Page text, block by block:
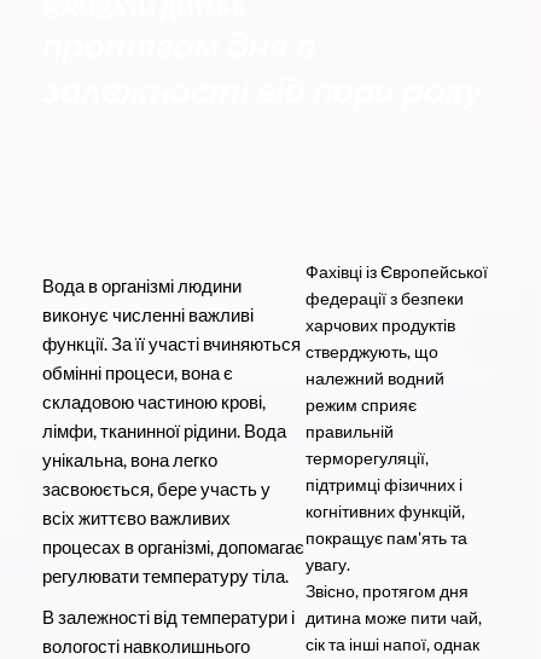
Вода в організмі людини
виконує численні важливі
функції. За її участі вчиняються
обмінні процеси, вона є
складовою частиною крові,
лімфи, тканинної рідини. Вода
унікальна, вона легко
засвоюється, бере участь у
всіх життєво важливих
процесах в організмі, допомагає
регулювати температуру тіла.
В залежності від температури і
вологості навколишнього
Фахівці із Європейської
федерації з безпеки
харчових продуктів
стверджують, що
належний водний
режим сприяє
правильній
терморегуляції,
підтримці фізичних і
когнітивних функцій,
покращує пам'ять та
увагу.
Звісно, протягом дня
дитина може пити чай,
сік та інші напої, однак